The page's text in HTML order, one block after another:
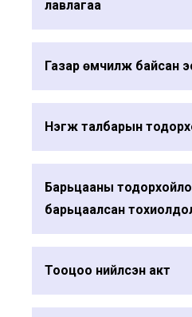
лавлагаа
Газар өмчилж байсан
Нэгж талбарын
Барьцааны
барьцаалсан
Тооцоо нийлсэн акт